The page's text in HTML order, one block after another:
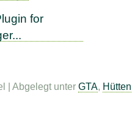
| Abgelegt unter GTA Hütten